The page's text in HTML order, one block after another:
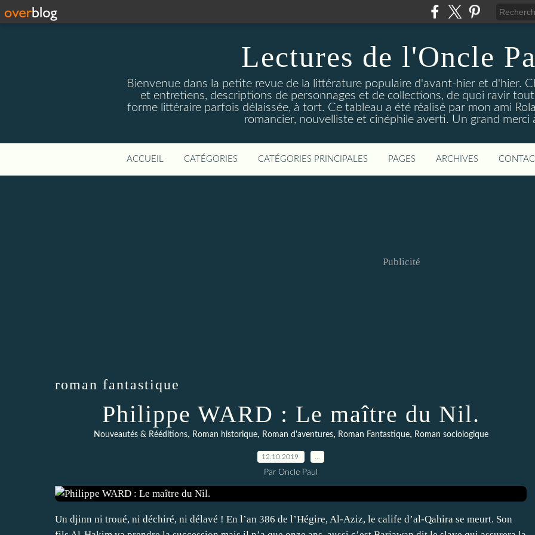
Lectures de l'Oncle
Bienvenue dans la petite revue de la littérature populaire d'avant-hier et d'hier.
et entretiens, descriptions de personnages et de collections, de quoi ravir
forme littéraire parfois délaissée, à tort. Ce tableau a été réalisé par mon ami
romancier, nouvelliste et cinéphile averti. Un grand merci
ACCUEIL CATÉGORIES CATÉGORIES PRINCIPALES PAGES ARCHIVES
Publicité
roman fantastique
Philippe WARD : Le maître du Nil.
Nouveautés & Rééditions, Roman historique, Roman d'aventures, Roman Fantastique, Roman sociologique
12.10.2019
Par Oncle Paul
Un djinn ni troué, ni déchiré, ni délavé ! En l’an 386 de l’Hégire, Al-Aziz, le calife d’al-Qahira se meurt. Son